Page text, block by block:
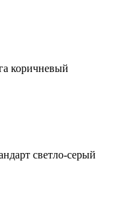
коричневый
светло-серый